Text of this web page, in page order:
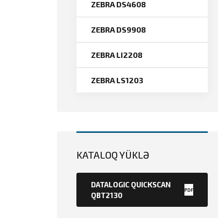
ZEBRA DS4608
ZEBRA DS9908
ZEBRA LI2208
ZEBRA LS1203
KATALOQ YÜKLƏ
DATALOGIC QUICKSCAN
QBT2130
PDF